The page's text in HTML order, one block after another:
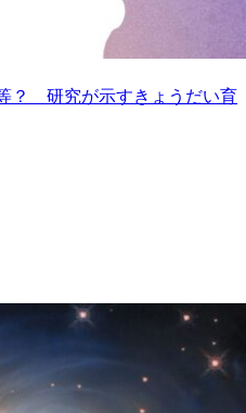
？ 研究が示すきょうだい育